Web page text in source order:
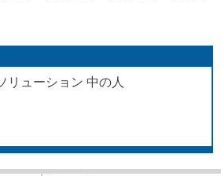
リューション 中の人